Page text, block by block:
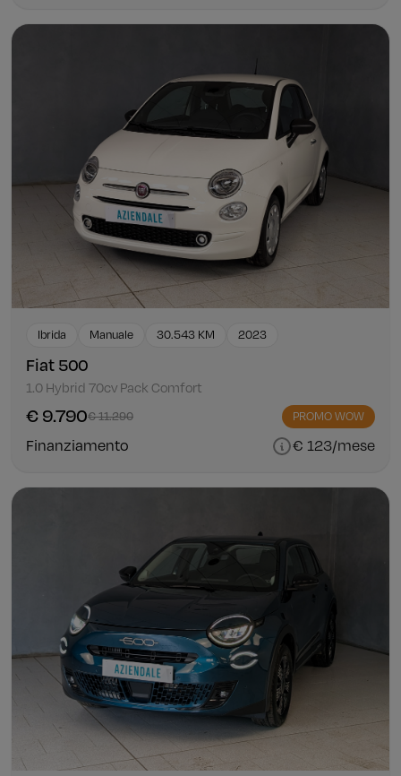
Ibrida Manuale 30.543 KM 2023
Fiat 500
1.0 Hybrid 70cv Pack Comfort
€ 9.790€ 11.290 PROMO WOW
Finanziamento € 123/mese